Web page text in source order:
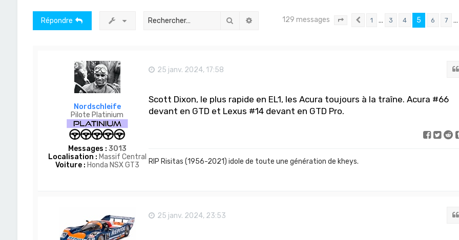
Répondre RechercherRecherche avancée
129 messages Page sur9
Précédent
1 … 3 4 5 6 7 …
Nordschleife
Pilote Platinium
Messages : 3013
Localisation : Massif Central
Voiture : Honda NSX GT3
25 janv. 2024, 17:58
Scott Dixon, le plus rapide en EL1, les Acura toujours à la traîne. Acura #66
devant en GTD et Lexus #14 devant en GTD Pro.
RIP Risitas (1956-2021) idole de toute une génération de kheys.
25 janv. 2024, 23:53